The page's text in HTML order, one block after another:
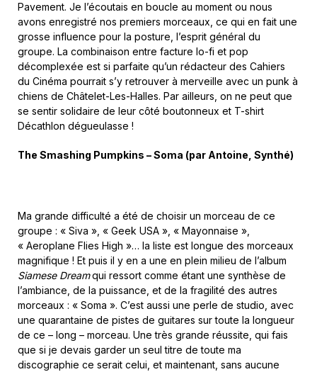
Pavement. Je l’écoutais en boucle au moment ou nous
avons enregistré nos premiers morceaux, ce qui en fait une
grosse influence pour la posture, l’esprit général du
groupe. La combinaison entre facture lo-fi et pop
décomplexée est si parfaite qu’un rédacteur des Cahiers
du Cinéma pourrait s’y retrouver à merveille avec un punk à
chiens de Châtelet-Les-Halles. Par ailleurs, on ne peut que
se sentir solidaire de leur côté boutonneux et T-shirt
Décathlon dégueulasse !
The Smashing Pumpkins – Soma (par Antoine, Synthé)
Ma grande difficulté a été de choisir un morceau de ce
groupe : « Siva », « Geek USA », « Mayonnaise »,
« Aeroplane Flies High »… la liste est longue des morceaux
magnifique ! Et puis il y en a une en plein milieu de l’album
Siamese Dreamqui ressort comme étant une synthèse de
l’ambiance, de la puissance, et de la fragilité des autres
morceaux : « Soma ». C’est aussi une perle de studio, avec
une quarantaine de pistes de guitares sur toute la longueur
de ce – long – morceau. Une très grande réussite, qui fais
que si je devais garder un seul titre de toute ma
discographie ce serait celui, et maintenant, sans aucune